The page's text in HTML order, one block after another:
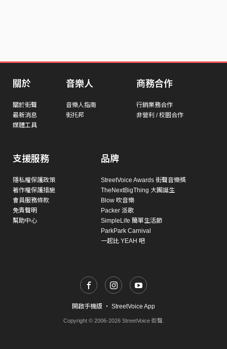
關於
關於街聲
最新消息
媒體工具
音樂人
音樂人指南
街托邦
商務合作
行銷業務合作
非營利 / 校園合作
支援服務
隱私權保護政策
著作權保護措施
會員服務條款
免責聲明
幫助中心
品牌
StreetVoice Awards 街聲音樂獎
TheNextBigThing 大團誕生
Blow 吹音樂
Packer 派歌
SimpleLife 簡單生活節
ParkPark Carnival
一起比 YEAH 吧
開啟手機版 ・ StreetVoice App
Copyright © 2006-2026 StreetVoice 街聲.